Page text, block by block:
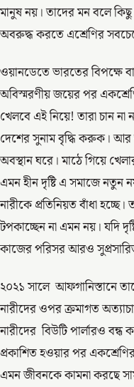
মানুষ নয়। তাদের মন বলে
অবরুদ্ধ করতে এশ্রেণির
ওয়ানডেতে ভারতের বিপক্ষে
অবিস্মরণীয় জয়ের পর
খেলবে এই নিয়ে! তারা চান না
দেশের সুনাম বৃদ্ধি করুক। আর
অবস্থান ঘরে। মাঠে গিয়ে
এমন হীন দৃষ্টি এ সমাজে নতুন
নারীকে প্রতিনিয়ত বাঁধা
টপকাচ্ছেন না এমন নয়। যদি
কাজের পরিসর আরও
২০২১ সালে আফগানিস্তানে
নারীদের ওপর ক্রমাগত
নারীদের বিউটি পার্লারও
প্রকাশিত হওয়ার পর
এমন জীবনকে কামনা করছে